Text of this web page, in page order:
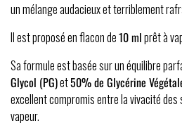
un mélange audacieux et terriblement
Il est proposé en flacon de10 mlprêt à
Sa formule est basée sur un équilibre
Glycol (PG)et50% de Glycérine
excellent compromis entre la vivacité des
vapeur.